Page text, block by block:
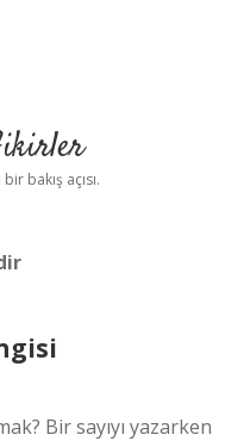
bakış açısı.
Bir sayıyı yazarken